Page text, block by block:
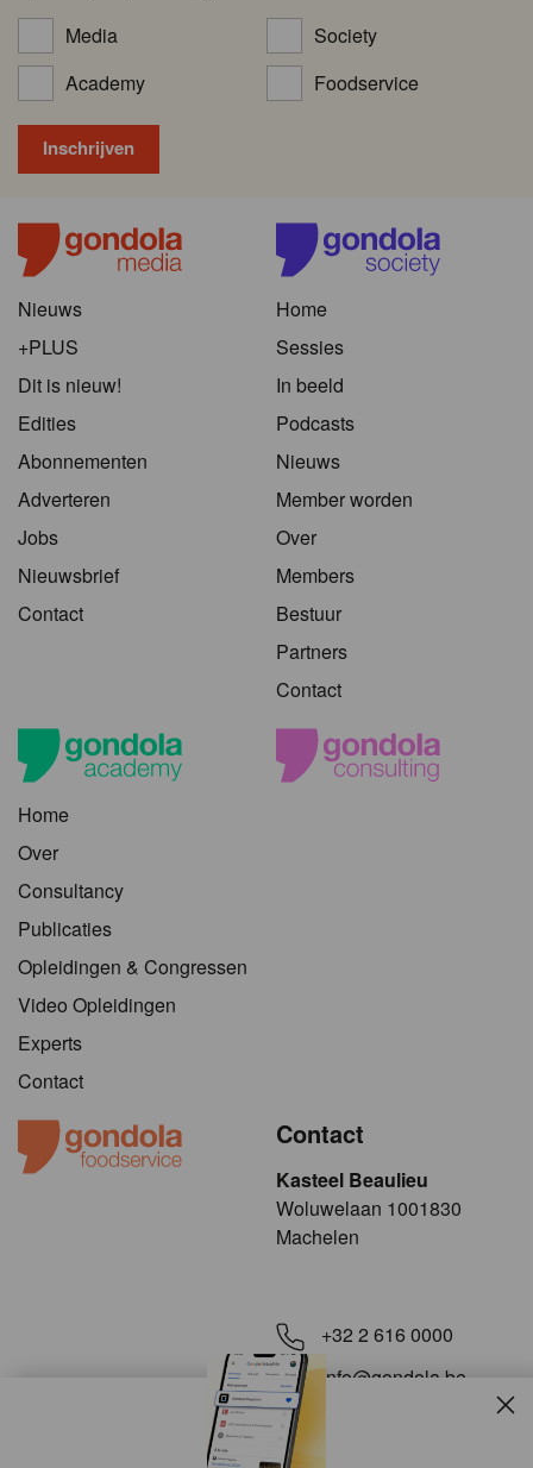
Media
Society
Academy
Foodservice
Nieuws
+PLUS
Dit is nieuw!
Edities
Abonnementen
Adverteren
Jobs
Nieuwsbrief
Contact
Home
Sessies
In beeld
Podcasts
Nieuws
Member worden
Over
Members
Bestuur
Partners
Contact
Home
Over
Consultancy
Publicaties
Opleidingen & Congressen
Video Opleidingen
Experts
Contact
Contact
Kasteel Beaulieu
​​​Woluwelaan 1001830
Machelen
+32 2 616 0000
info@gondola.be
Volg ons op